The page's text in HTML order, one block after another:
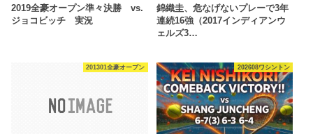
2019全豪オープン準々決勝 vs.
ジョコビッチ 実況
錦織圭、危なげないプレーで3年
連続16強（2017インディアンウ
ェルズ3…
201301全豪オープン 202608ワシントン